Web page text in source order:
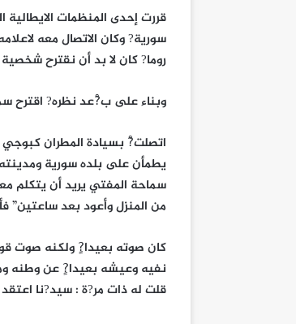
قررت إحدى المنظمات
سورية? وكان الاتصال معه
روما? كان لا بد أن نقترح
وبناء على ب?ْعد نظره? اقترح
اتصلت?ْ بسيادة المطران
يطمأن على بلده سورية
سماحة المفتي يريد أن يتكلم
من المنزل وأعود بعد ساعتين”
كان صوته بعيدا?ٍ ولكنه صوت
نفيه وعيشه بعيدا?ٍ عن وطنه
قلت له ذات مر?ة : سيد?نا